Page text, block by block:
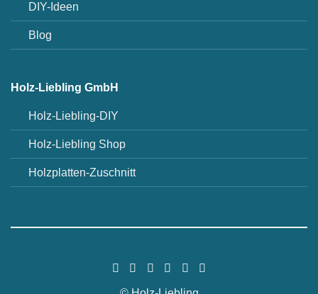
DIY-Ideen
Blog
Holz-Liebling GmbH
Holz-Liebling-DIY
Holz-Liebling Shop
Holzplatten-Zuschnitt